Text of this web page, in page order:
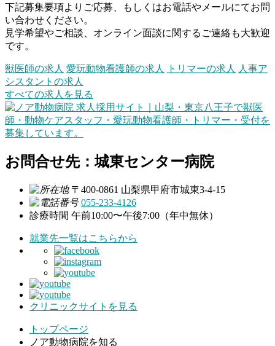
下記募集要項よりご応募、もしくはお電話やメールにてお問
い合わせください。
見学希望やご相談、オンライン面談に関するご連絡も大歓迎
です。
獣医師の求人 愛玩動物看護師の求人 トリマーの求人
人事ア
シスタントの求人
すべての求人を見る
お問合せ先：城東センター病院
〒400-0861 山梨県甲府市城東3-4-15
055-233-4126
診療時間 午前10:00〜午後7:00（年中無休）
就業先一覧はこちらから
クリニックサイトを見る
トップページ
ノア動物病院を知る